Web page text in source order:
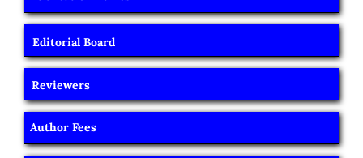
Editorial Board
Reviewers
Author Fees